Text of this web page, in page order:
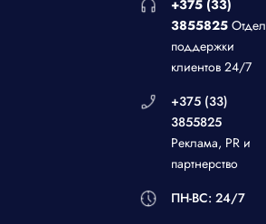
+375 (33)
3855825 Отдел
поддержки
клиентов 24/7
+375 (33)
3855825
Реклама, PR и
партнерство
ПН-ВС: 24/7